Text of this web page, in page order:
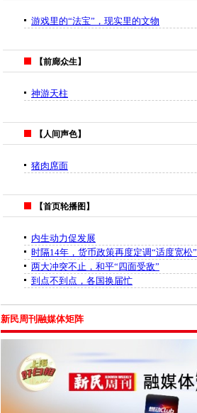
游戏里的“法宝”，现实里的文物
【前廊众生】
神游天柱
【人间声色】
猪肉席面
【首页轮播图】
内生动力促发展
时隔14年，货币政策再度定调“适度宽松”
两大冲突不止，和平“四面受敌”
到点不到点，各国换届忙
新民周刊融媒体矩阵